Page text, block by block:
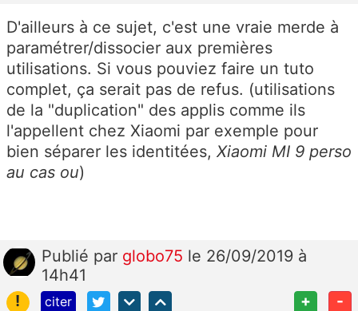
D'ailleurs à ce sujet, c'est une vraie merde à
paramétrer/dissocier aux premières
utilisations. Si vous pouviez faire un tuto
complet, ça serait pas de refus. (utilisations
de la "duplication" des applis comme ils
l'appellent chez Xiaomi par exemple pour
bien séparer les identitées, Xiaomi MI 9 perso
au cas ou)
Publié par globo75 le 26/09/2019 à
14h41
!
citer + -